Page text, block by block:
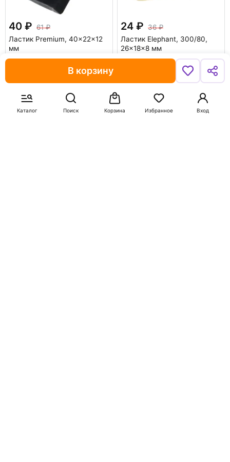
Каталог Поиск Вход
Избранное
Корзина
В корзину
40
61
Ластик Premium, 40x22x12
мм
24
36
Ластик Elephant, 300/80,
26x18x8 мм